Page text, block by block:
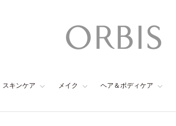
スキンケア メイク ヘア＆ボディケア